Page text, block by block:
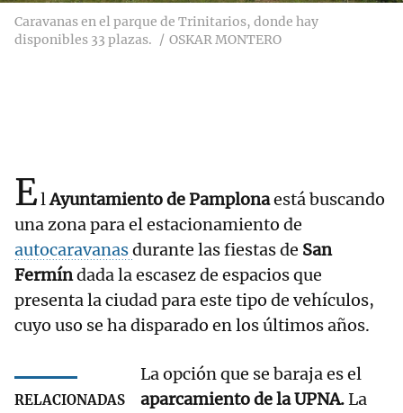
Caravanas en el parque de Trinitarios, donde hay
disponibles 33 plazas.
OSKAR MONTERO
ElAyuntamiento de Pamplonaestá buscando
una zona para el estacionamiento de
autocaravanasdurante las fiestas de San
Fermíndada la escasez de espacios que
presenta la ciudad para este tipo de vehículos,
cuyo uso se ha disparado en los últimos años.
RELACIONADAS
La opción que se baraja es el
aparcamiento de la UPNA.La